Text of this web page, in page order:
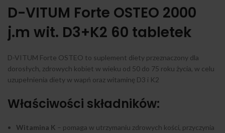
D-VITUM Forte OSTEO 2000
j.m wit. D3+K2 60 tabletek
D-VITUM Forte OSTEO to suplement diety przeznaczony dla
dorosłych, zdrowych kobiet w wieku od 50 do 75 roku życia, w celu
uzupełnienia diety w wapń oraz witaminę D3 i K2
Właściwości składników:
Witamina K – pomaga w utrzymaniu zdrowych kości, przyczynia